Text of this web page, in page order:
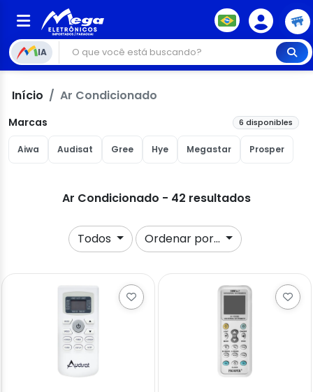
IA
Início Ar Condicionado
Marcas 6 disponibles
Aiwa Audisat Gree Hye Megastar Prosper
Ar Condicionado - 42 resultados
Todos Ordenar por...